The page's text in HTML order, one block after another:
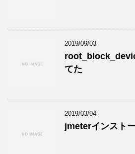
2019/09/03
てた
2019/03/04
jmeterインスト